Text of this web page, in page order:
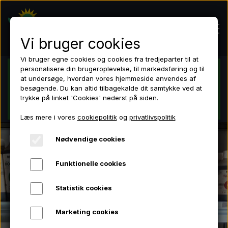
Hjem
Shop
LED lamper
Grotelte
Ventilation
Dansk butik - Dansk lager - Dansk garanti
Tilmeld dig nyhedsbrevet og få 10 % rabat på dit
Vi bruger cookies
Vi bruger egne cookies og cookies fra tredjeparter til at
personalisere din brugeroplevelse, til markedsføring og til
at undersøge, hvordan vores hjemmeside anvendes af
besøgende. Du kan altid tilbagekalde dit samtykke ved at
trykke på linket 'Cookies' nederst på siden.
Læs mere i vores cookiepolitikog privatlivspolitik
Nødvendige cookies
Funktionelle cookies
Statistik cookies
Marketing cookies